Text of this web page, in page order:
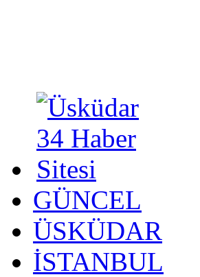
GÜNCEL
ÜSKÜDAR
İSTANBUL